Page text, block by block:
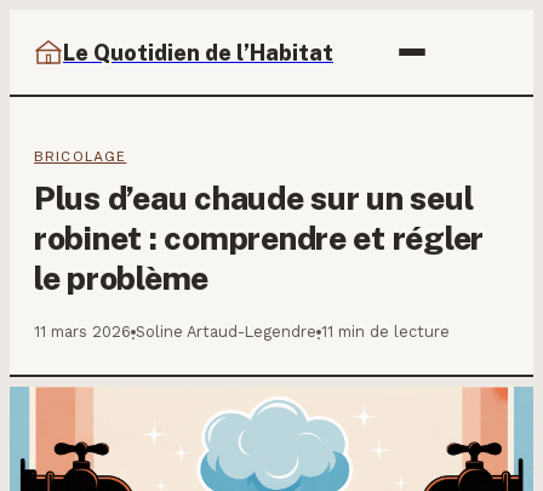
Le Quotidien de l’Habitat
BRICOLAGE
Plus d’eau chaude sur un seul
robinet : comprendre et régler
le problème
11 mars 2026·Soline Artaud-Legendre·11 min de lecture